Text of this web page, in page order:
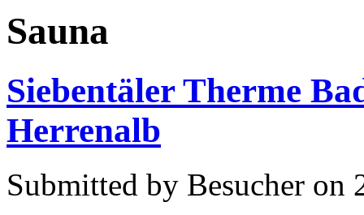
Sauna
Siebentäler Therme
Herrenalb
Submitted by Besucher on